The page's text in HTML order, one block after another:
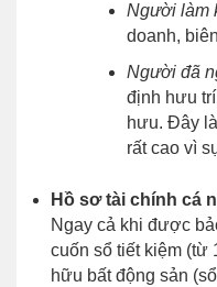
Người làm
doanh,
Người đã
định hưu
hưu. Đây
rất cao vì
Hồ sơ tài chính cá
Ngay cả khi được
cuốn sổ tiết kiệm (từ
hữu bất động sản